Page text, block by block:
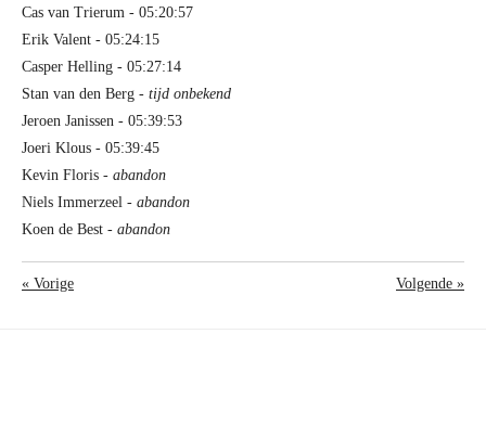
Cas van Trierum - 05:20:57
Erik Valent - 05:24:15
Casper Helling - 05:27:14
Stan van den Berg - tijd onbekend
Jeroen Janissen - 05:39:53
Joeri Klous - 05:39:45
Kevin Floris - abandon
Niels Immerzeel - abandon
Koen de Best - abandon
« Vorige Volgende »